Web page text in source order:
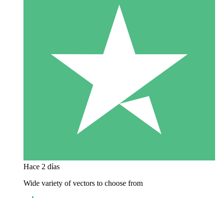
Hace 2 días
Wide variety of vectors to choose from